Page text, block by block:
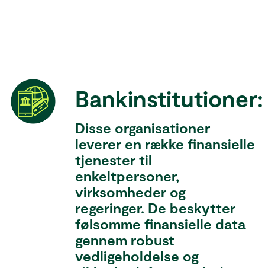
Bankinstitutioner:
Disse organisationer
leverer en række finansielle
tjenester til
enkeltpersoner,
virksomheder og
regeringer. De beskytter
følsomme finansielle data
gennem robust
vedligeholdelse og